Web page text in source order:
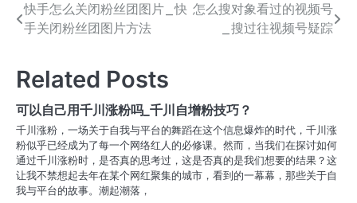
文
章
导
航
快手怎么关闭粉丝团图片_快
手关闭粉丝团图片方法
怎么搜对象看过的视频号
_搜过往视频号疑踪
Related Posts
可以自己用千川涨粉吗_千川自增粉技巧？
千川涨粉，一场关于自我与平台的舞蹈在这个信息爆炸的时代，千川涨
粉似乎已经成为了每一个网络红人的必修课。然而，当我们在探讨如何
通过千川涨粉时，是否真的思考过，这是否真的是我们想要的结果？这
让我不禁想起去年在某个网红聚集的城市，看到的一幕幕，那些关于自
我与平台的故事。潮起潮落，